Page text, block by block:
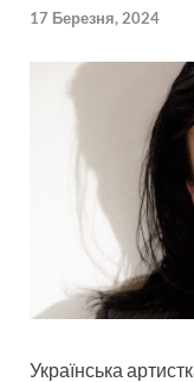
17 Березня, 2024
Українська